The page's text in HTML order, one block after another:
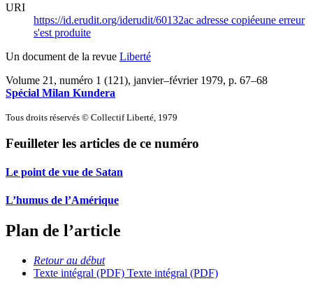
URI
https://id.erudit.org/iderudit/60132ac adresse copiéeune erreur
s'est produite
Un document de la revue Liberté
Volume 21, numéro 1 (121), janvier–février 1979, p. 67–68
Spécial Milan Kundera
Tous droits réservés © Collectif Liberté, 1979
Feuilleter les articles de ce numéro
Le point de vue de Satan
L’humus de l’Amérique
Plan de l’article
Retour au début
Texte intégral (PDF) Texte intégral (PDF)